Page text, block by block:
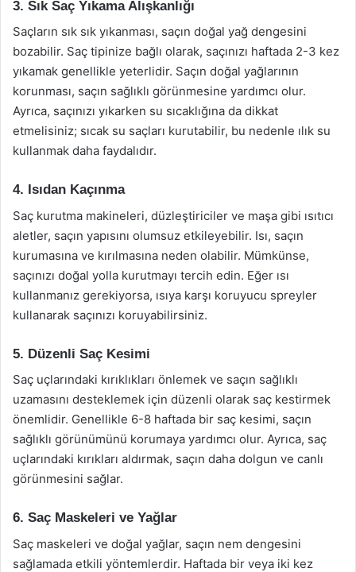
3. Sık Saç Yıkama Alışkanlığı
Saçların sık sık yıkanması, saçın doğal yağ dengesini
bozabilir. Saç tipinize bağlı olarak, saçınızı haftada 2-3 kez
yıkamak genellikle yeterlidir. Saçın doğal yağlarının
korunması, saçın sağlıklı görünmesine yardımcı olur.
Ayrıca, saçınızı yıkarken su sıcaklığına da dikkat
etmelisiniz; sıcak su saçları kurutabilir, bu nedenle ılık su
kullanmak daha faydalıdır.
4. Isıdan Kaçınma
Saç kurutma makineleri, düzleştiriciler ve maşa gibi ısıtıcı
aletler, saçın yapısını olumsuz etkileyebilir. Isı, saçın
kurumasına ve kırılmasına neden olabilir. Mümkünse,
saçınızı doğal yolla kurutmayı tercih edin. Eğer ısı
kullanmanız gerekiyorsa, ısıya karşı koruyucu spreyler
kullanarak saçınızı koruyabilirsiniz.
5. Düzenli Saç Kesimi
Saç uçlarındaki kırıklıkları önlemek ve saçın sağlıklı
uzamasını desteklemek için düzenli olarak saç kestirmek
önemlidir. Genellikle 6-8 haftada bir saç kesimi, saçın
sağlıklı görünümünü korumaya yardımcı olur. Ayrıca, saç
uçlarındaki kırıkları aldırmak, saçın daha dolgun ve canlı
görünmesini sağlar.
6. Saç Maskeleri ve Yağlar
Saç maskeleri ve doğal yağlar, saçın nem dengesini
sağlamada etkili yöntemlerdir. Haftada bir veya iki kez